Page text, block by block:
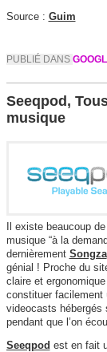
Source : Guim
PUBLIÉ DANS
Seeqpod,
musique
Il existe beaucoup
musique “à la
dernièrement Songza
génial ! Proche du
claire et
constituer
videocasts hébergés
pendant que l’on
Seeqpod est en fait